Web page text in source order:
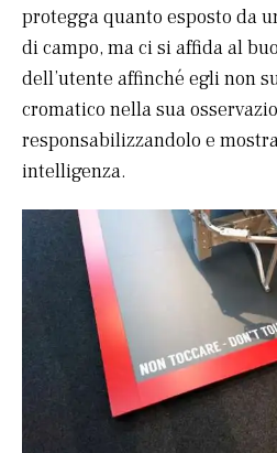
protegga quanto esposto da
di campo, ma ci si affida al
dell’utente affinché egli non
cromatico nella sua
responsabilizzandolo e
intelligenza.